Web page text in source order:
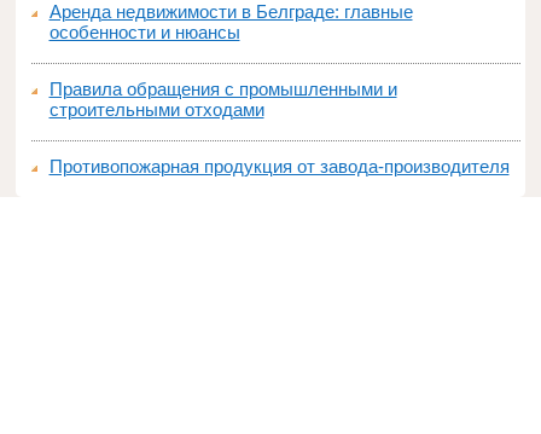
Аренда недвижимости в Белграде: главные
особенности и нюансы
Правила обращения с промышленными и
строительными отходами
Противопожарная продукция от завода-производителя